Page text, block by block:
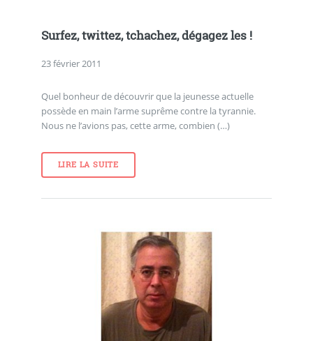
Surfez, twittez, tchachez, dégagez les !
23 février 2011
Quel bonheur de découvrir que la jeunesse actuelle
possède en main l’arme suprême contre la tyrannie.
Nous ne l’avions pas, cette arme, combien (…)
LIRE LA SUITE